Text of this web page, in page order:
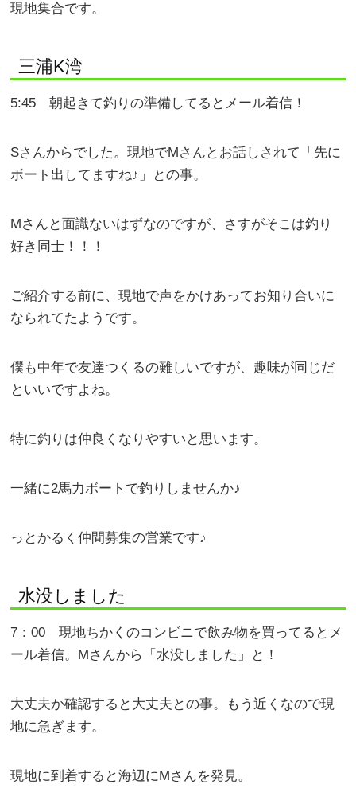
現地集合です。
三浦K湾
5:45 朝起きて釣りの準備してるとメール着信！
Sさんからでした。現地でMさんとお話しされて「先に
ボート出してますね♪」との事。
Mさんと面識ないはずなのですが、さすがそこは釣り
好き同士！！！
ご紹介する前に、現地で声をかけあってお知り合いに
なられてたようです。
僕も中年で友達つくるの難しいですが、趣味が同じだ
といいですよね。
特に釣りは仲良くなりやすいと思います。
一緒に2馬力ボートで釣りしませんか♪
っとかるく仲間募集の営業です♪
水没しました
7：00 現地ちかくのコンビニで飲み物を買ってるとメ
ール着信。Mさんから「水没しました」と！
大丈夫か確認すると大丈夫との事。もう近くなので現
地に急ぎます。
現地に到着すると海辺にMさんを発見。